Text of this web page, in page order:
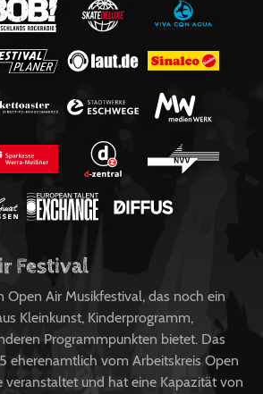
Festival
Open Air Musikfestival, das noch ein
Kleinkunst, Kinderprogramm,
Programmpunkten bietet. Das
eherenamtlich vom Arbeitskreis Open
veranstaltet und hat eine Kapazität von